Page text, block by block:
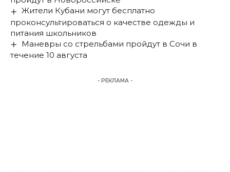
Жители Кубани могут бесплатно
проконсультироваться о качестве одежды и
питания школьников
Маневры со стрельбами пройдут в Сочи в
течение 10 августа
- РЕКЛАМА -